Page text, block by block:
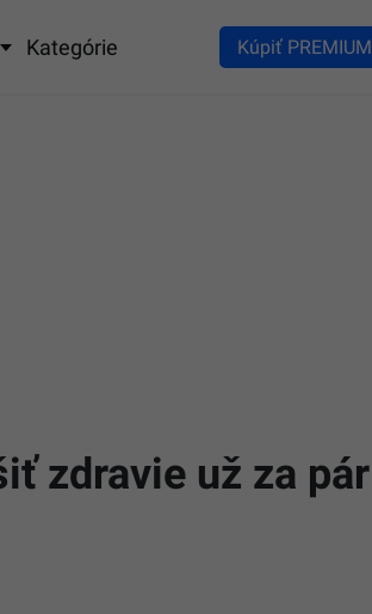
Kategórie Kúpiť PREMIUM
zdravie už za pár